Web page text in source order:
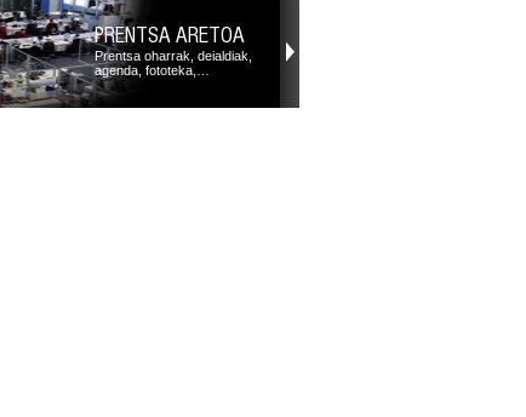
PRENTSA ARETOA
Prentsa oharrak, deialdiak,
agenda, fototeka,…